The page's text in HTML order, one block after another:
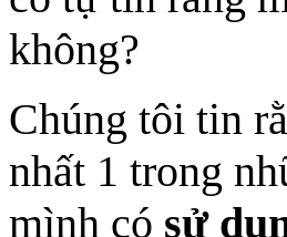
không?
Chúng tôi tin
nhất 1 trong
mình có sử